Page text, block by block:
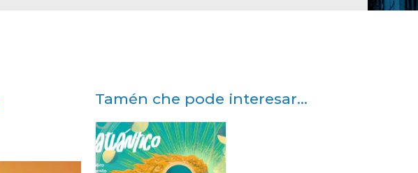
Tamén che pode interesar...